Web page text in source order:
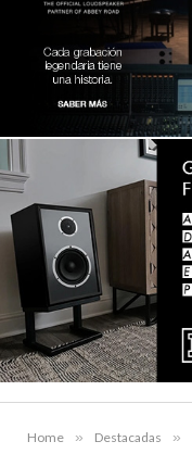
Home » Destacadas »